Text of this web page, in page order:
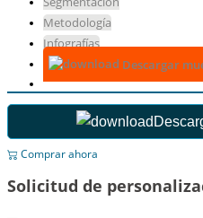
Metodología
Infografías
Descargar
Comprar ahora
Solicitud de